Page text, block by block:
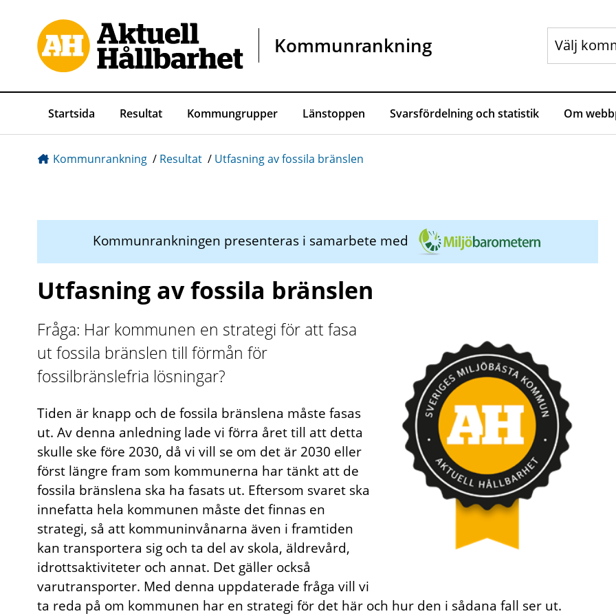
Kommunrankning
Startsida Resultat Kommungrupper Länstoppen Svarsfördelning och statistik Om
Kommunrankning / Resultat / Utfasning av fossila bränslen
Kommunrankningen presenteras i samarbete med
Utfasning av fossila bränslen
Fråga: Har kommunen en strategi för att fasa
ut fossila bränslen till förmån för
fossilbränslefria lösningar?
Tiden är knapp och de fossila bränslena måste fasas
ut. Av denna anledning lade vi förra året till att detta
skulle ske före 2030, då vi vill se om det är 2030 eller
först längre fram som kommunerna har tänkt att de
fossila bränslena ska ha fasats ut. Eftersom svaret ska
innefatta hela kommunen måste det finnas en
strategi, så att kommuninvånarna även i framtiden
kan transportera sig och ta del av skola, äldrevård,
idrottsaktiviteter och annat. Det gäller också
varutransporter. Med denna uppdaterade fråga vill vi
ta reda på om kommunen har en strategi för det här och hur den i sådana fall ser ut.